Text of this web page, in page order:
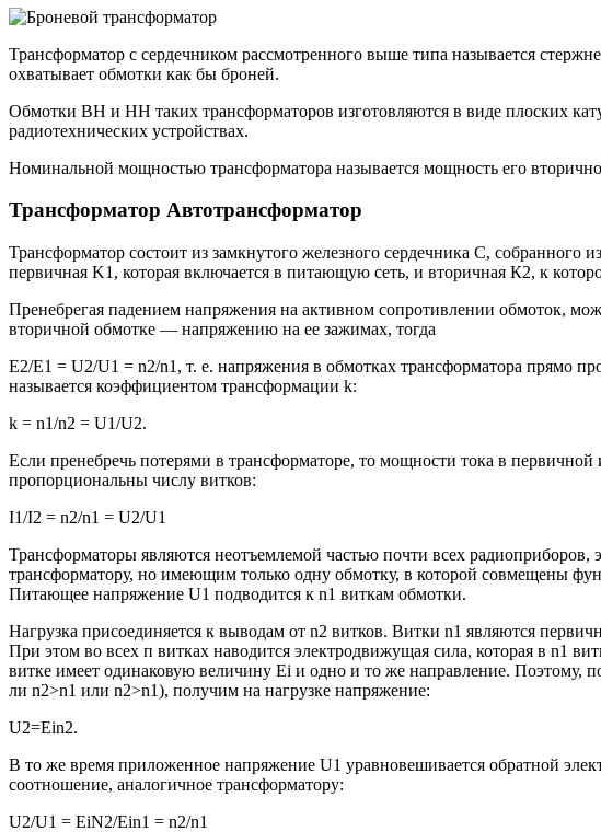
Трансформатор с сердечником рассмотренного выше типа называется
охватывает обмотки как бы броней.
Обмотки ВН и НН таких трансформаторов изготовляются в виде плоских
радиотехнических устройствах.
Номинальной мощностью трансформатора называется мощность его
Трансформатор Автотрансформатор
Трансформатор состоит из замкнутого железного сердечника С,
первичная K1, которая включается в питающую сеть, и вторичная К2, к
Пренебрегая падением напряжения на активном сопротивлении обмоток,
вторичной обмотке — напряжению на ее зажимах, тогда
E2/E1 = U2/U1 = n2/n1, т. е. напряжения в обмотках трансформатора прямо
называется коэффициентом трансформации k:
k = n1/n2 = U1/U2.
Если пренебречь потерями в трансформаторе, то мощности тока в
пропорциональны числу витков:
I1/I2 = n2/n1 = U2/U1
Трансформаторы являются неотъемлемой частью почти всех
трансформатору, но имеющим только одну обмотку, в которой совмещены
Питающее напряжение U1 подводится к n1 виткам обмотки.
Нагрузка присоединяется к выводам от n2 витков. Витки n1 являются
При этом во всех п витках наводится электродвижущая сила, которая в n1
витке имеет одинаковую величину Ei и одно и то же направление. Поэтому,
ли n2>n1 или n2>n1), получим на нагрузке напряжение:
U2=Ein2.
В то же время приложенное напряжение U1 уравновешивается обратной
соотношение, аналогичное трансформатору:
U2/U1 = EiN2/Ein1 = n2/n1